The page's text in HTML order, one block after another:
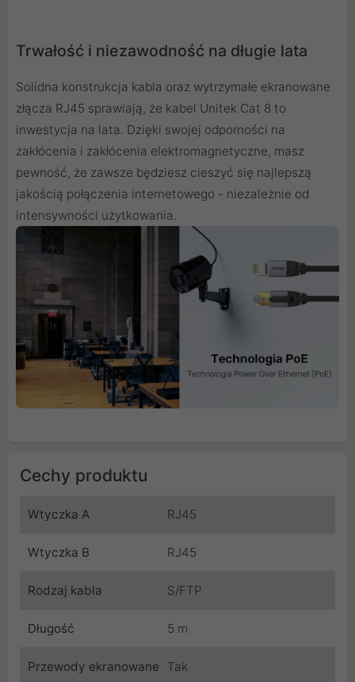
Trwałość i niezawodność na długie lata
Solidna konstrukcja kabla oraz wytrzymałe ekranowane
złącza RJ45 sprawiają, że kabel Unitek Cat 8 to
inwestycja na lata. Dzięki swojej odporności na
zakłócenia i zakłócenia elektromagnetyczne, masz
pewność, że zawsze będziesz cieszyć się najlepszą
jakością połączenia internetowego - niezależnie od
intensywności użytkowania.
Cechy produktu
Wtyczka A RJ45
Wtyczka B RJ45
Rodzaj kabla S/FTP
Długość 5 m
Przewody ekranowane Tak